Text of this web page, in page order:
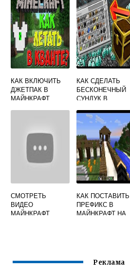
КАК ВКЛЮЧИТЬ
ДЖЕТПАК В
МАЙНКРАФТ
КАК СДЕЛАТЬ
БЕСКОНЕЧНЫЙ
СУНДУК В
СМОТРЕТЬ
ВИДЕО
МАЙНКРАФТ
КАК ПОСТАВИТЬ
ПРЕФИКС В
МАЙНКРАФТ НА
Реклама